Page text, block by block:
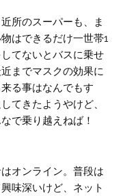
所のスーパーも、ま
はできるだけ一世帯1
てないとバスに乗せ
までマスクの効果に
る事はなんでもす
てきたようやけど、
で乗り越えねば！
オンライン。普段は
味深いけど、ネット